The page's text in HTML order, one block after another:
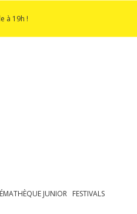
à 19h !
JUNIOR FESTIVALS